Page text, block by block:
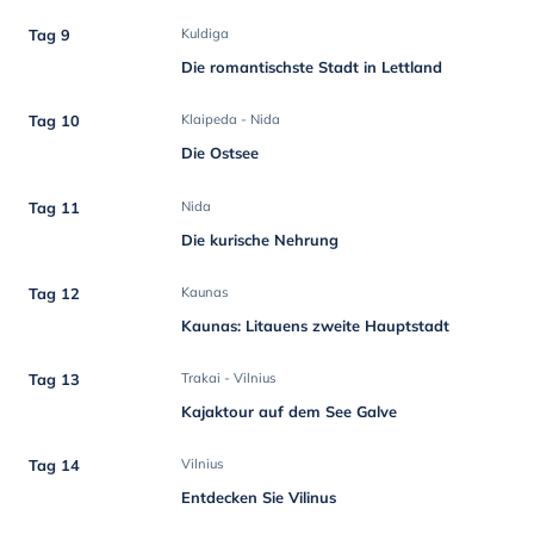
Tag 9 Kuldiga
Die romantischste Stadt in Lettland
Tag 10 Klaipeda - Nida
Die Ostsee
Tag 11 Nida
Die kurische Nehrung
Tag 12 Kaunas
Kaunas: Litauens zweite Hauptstadt
Tag 13 Trakai - Vilnius
Kajaktour auf dem See Galve
Tag 14 Vilnius
Entdecken Sie Vilinus